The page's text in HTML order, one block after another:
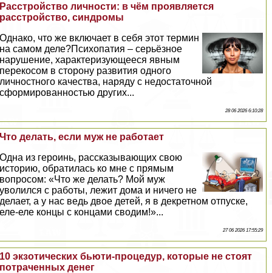
Расстройство личности: в чём проявляется
расстройство, синдромы
Однако, что же включает в себя этот термин
на самом деле?Психопатия – серьёзное
нарушение, хаpaктеризующееся явным
перекосом в сторону развития одного
личностного качества, наряду с недостаточной
сформированностью других...
28 06 2026 6:10:28
Что делать, если муж не работает
Одна из героинь, рассказывающих свою
историю, обратилась ко мне с прямым
вопросом: «Что же делать? Мой муж
уволился с работы, лежит дома и ничего не
делает, а у нас ведь двое детей, я в декретном отпуске,
еле-еле концы с концами сводим!»...
27 06 2026 17:55:29
10 экзотических бьюти-процедур, которые не стоят
потраченных денег